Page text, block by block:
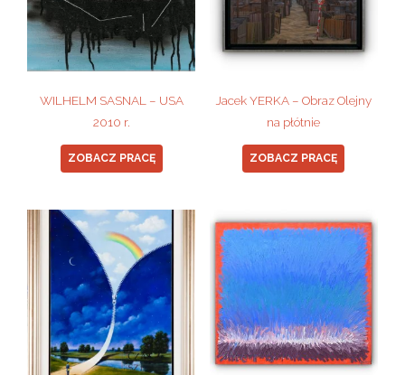
WILHELM SASNAL – USA
2010 r.
ZOBACZ PRACĘ
Jacek YERKA – Obraz Olejny
na płótnie
ZOBACZ PRACĘ